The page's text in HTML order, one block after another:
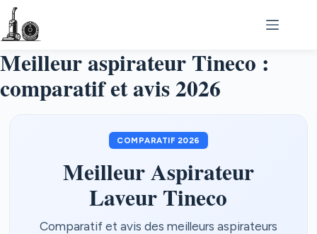
Passer
au
contenu
Meilleur aspirateur Tineco :
comparatif et avis 2026
COMPARATIF 2026
Meilleur Aspirateur
Laveur Tineco
Comparatif et avis des meilleurs aspirateurs